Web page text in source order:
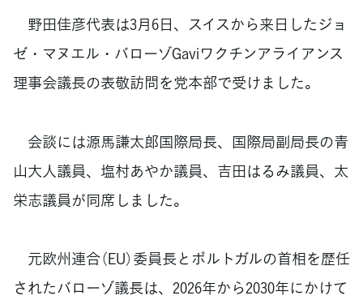
野田佳彦代表は3月6日、スイスから来日したジョ
ゼ・マヌエル・バローゾGaviワクチンアライアンス
理事会議長の表敬訪問を党本部で受けました。
会談には源馬謙太郎国際局長、国際局副局長の青
山大人議員、塩村あやか議員、吉田はるみ議員、太
栄志議員が同席しました。
元欧州連合（EU）委員長とポルトガルの首相を歴任
されたバローゾ議長は、2026年から2030年にかけて